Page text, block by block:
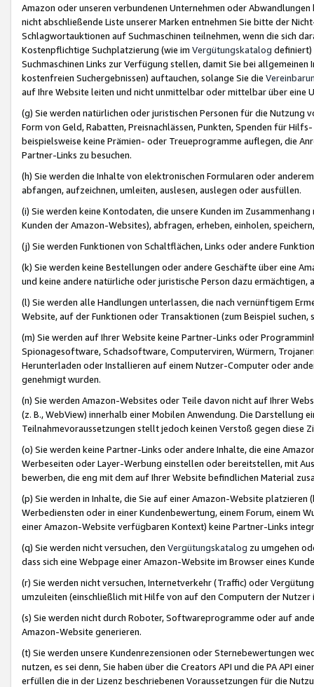
Amazon oder unseren verbundenen Unternehmen oder
nicht abschließende Liste unserer Marken entnehmen Sie bitte der
Schlagwortauktionen auf Suchmaschinen teilnehmen, wenn die sich
Kostenpflichtige Suchplatzierung (wie im Vergütungskatalog definiert)
Suchmaschinen Links zur Verfügung stellen, damit Sie bei
kostenfreien Suchergebnissen) auftauchen, solange Sie die
auf Ihre Website leiten und nicht unmittelbar oder mittelbar über eine
(g) Sie werden natürlichen oder juristischen Personen für die Nutzung
Form von Geld, Rabatten, Preisnachlässen, Punkten, Spenden für
beispielsweise keine Prämien- oder Treueprogramme auflegen, die
Partner-Links zu besuchen.
(h) Sie werden die Inhalte von elektronischen Formularen oder
abfangen, aufzeichnen, umleiten, auslesen, auslegen oder ausfüllen.
(i) Sie werden keine Kontodaten, die unsere Kunden im
Kunden der Amazon-Websites), abfragen, erheben, einholen,
(j) Sie werden Funktionen von Schaltflächen, Links oder andere
(k) Sie werden keine Bestellungen oder andere Geschäfte über eine
und keine andere natürliche oder juristische Person dazu
(l) Sie werden alle Handlungen unterlassen, die nach vernünftigem
Website, auf der Funktionen oder Transaktionen (zum Beispiel
(m) Sie werden auf Ihrer Website keine Partner-Links oder
Spionagesoftware, Schadsoftware, Computerviren, Würmern,
Herunterladen oder Installieren auf einem Nutzer-Computer oder
genehmigt wurden.
(n) Sie werden Amazon-Websites oder Teile davon nicht auf Ihrer
(z. B., WebView) innerhalb einer Mobilen Anwendung. Die Darstellung
Teilnahmevoraussetzungen stellt jedoch keinen Verstoß gegen diese
(o) Sie werden keine Partner-Links oder andere Inhalte, die eine
Werbeseiten oder Layer-Werbung einstellen oder bereitstellen, mit
bewerben, die eng mit dem auf Ihrer Website befindlichen Material
(p) Sie werden in Inhalte, die Sie auf einer Amazon-Website
Werbediensten oder in einer Kundenbewertung, einem Forum, einem
einer Amazon-Website verfügbaren Kontext) keine Partner-Links
(q) Sie werden nicht versuchen, den Vergütungskatalog zu umgehen
dass sich eine Webpage einer Amazon-Website im Browser eines
(r) Sie werden nicht versuchen, Internetverkehr (Traffic) oder
umzuleiten (einschließlich mit Hilfe von auf den Computern der
(s) Sie werden nicht durch Roboter, Softwareprogramme oder auf
Amazon-Website generieren.
(t) Sie werden unsere Kundenrezensionen oder Sternebewertungen
nutzen, es sei denn, Sie haben über die Creators API und die PA API
erfüllen die in der Lizenz beschriebenen Voraussetzungen für die